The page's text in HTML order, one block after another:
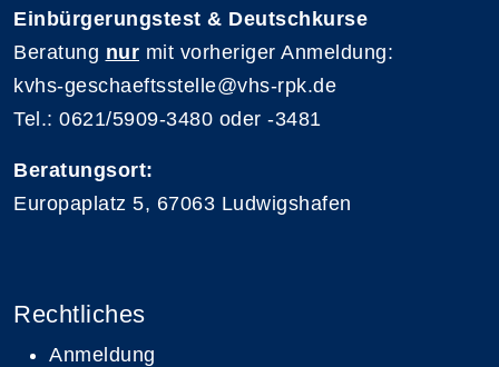
Einbürgerungstest & Deutschkurse
Beratung nur mit vorheriger Anmeldung:
kvhs-geschaeftsstelle@vhs-rpk.de
Tel.: 0621/5909-3480 oder -3481
Beratungsort:
Europaplatz 5, 67063 Ludwigshafen
Rechtliches
Anmeldung